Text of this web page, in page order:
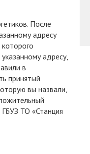
После
адресу
адресу,
в
принятый
вы назвали,
ТО «Станция